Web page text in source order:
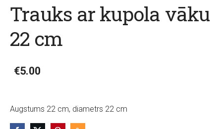
Trauks ar kupola vāku
22 cm
€5.00
Augstums 22 cm, diametrs 22 cm